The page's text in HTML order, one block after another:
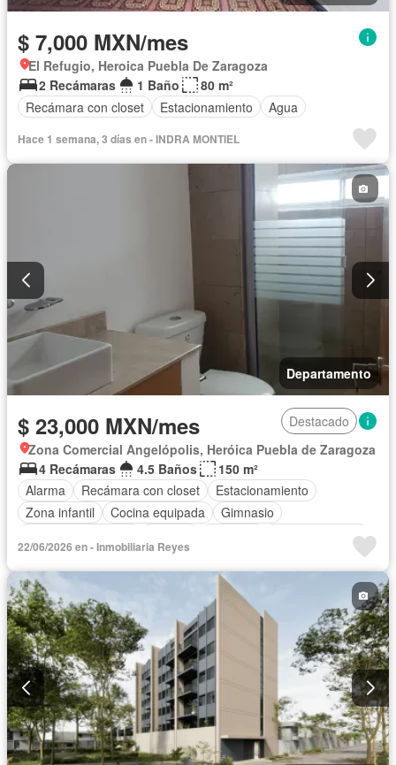
$ 7,000 MXN/mes
El Refugio, Heroica Puebla De Zaragoza
2 Recámaras
1 Baño
80 m²
Recámara con closet
Estacionamiento Agua
Hace 1 semana, 3 días en - INDRA MONTIEL
Departamento
$ 23,000 MXN/mes
Destacado
Zona Comercial Angelópolis, Heróica Puebla de Zaragoza
4 Recámaras
4.5 Baños
150 m²
Alarma
Recámara con closet
Estacionamiento
Zona infantil
Cocina equipada
Gimnasio
Sala polivalente
Cuarto de servicio
Terraza
Completamente amueblado
22/06/2026 en - Inmobiliaria Reyes